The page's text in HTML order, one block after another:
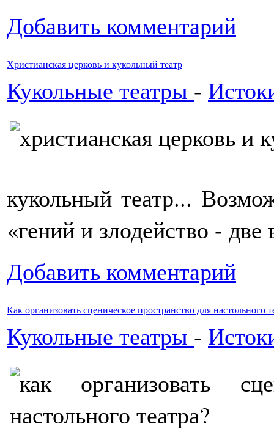
Добавить комментарий
Христианская церковь и кукольный театр
Кукольные театры -
кукольный театр...
«гений и злодейство -
Добавить комментарий
Как организовать сценическое пространство для настольного
Кукольные театры -